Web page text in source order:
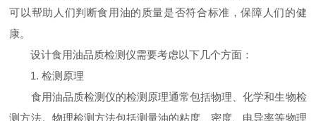
可以帮助人们判断食用油的质量是否符合标准，保障人们的健
康。
设计食用油品质检测仪需要考虑以下几个方面：
1. 检测原理
食用油品质检测仪的检测原理通常包括物理、化学和生物检
测方法。物理检测方法包括测量油的粘度、密度、电导率等物理